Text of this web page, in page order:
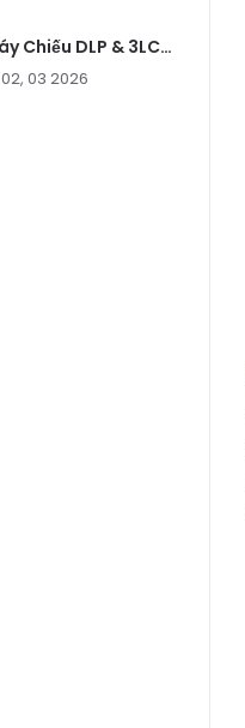
Máy Chiếu DLP & 3LCD – Nên Chọn Loại Nào Cho Văn Phòng & Giải Trí?
02, 03 2026